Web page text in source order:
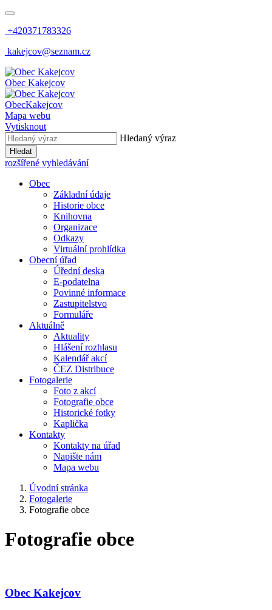
+420371783326
kakejcov@seznam.cz
Obec Kakejcov
ObecKakejcov
Mapa webu
Vytisknout
Hledaný výraz
Hledat
rozšířené vyhledávání
Obec
Základní údaje
Historie obce
Knihovna
Organizace
Odkazy
Virtuální prohlídka
Obecní úřad
Úřední deska
E-podatelna
Povinné informace
Zastupitelstvo
Formuláře
Aktuálně
Aktuality
Hlášení rozhlasu
Kalendář akcí
ČEZ Distribuce
Fotogalerie
Foto z akcí
Fotografie obce
Historické fotky
Kaplička
Kontakty
Kontakty na úřad
Napište nám
Mapa webu
Úvodní stránka
Fotogalerie
Fotografie obce
Fotografie obce
Obec Kakejcov